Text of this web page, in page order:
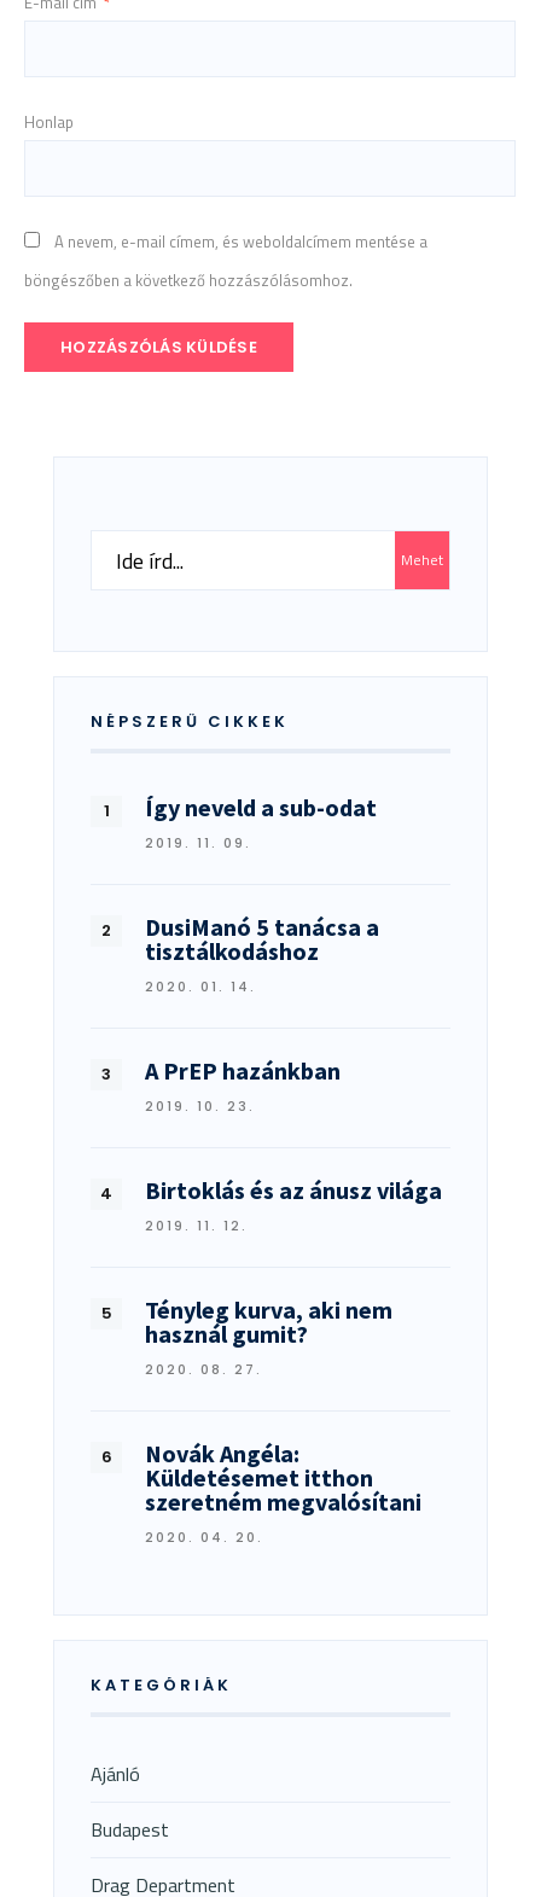
Honlap
A nevem, e-mail címem, és weboldalcímem mentése a
böngészőben a következő hozzászólásomhoz.
Search
Mehet
NÉPSZERŰ CIKKEK
Így neveld a sub-odat
2019. 11. 09.
DusiManó 5 tanácsa a
tisztálkodáshoz
2020. 01. 14.
A PrEP hazánkban
2019. 10. 23.
Birtoklás és az ánusz világa
2019. 11. 12.
Tényleg kurva, aki nem
használ gumit?
2020. 08. 27.
Novák Angéla:
Küldetésemet itthon
szeretném megvalósítani
2020. 04. 20.
KATEGÓRIÁK
Ajánló
Budapest
Drag Department